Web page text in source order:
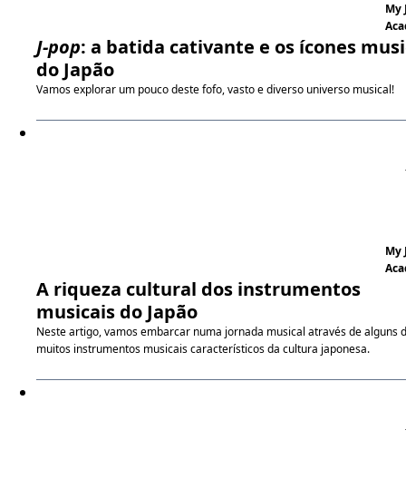
My
J-pop: a batida cativante e os ícones
do Japão
Vamos explorar um pouco deste fofo, vasto e diverso universo musical!
My
A riqueza cultural dos instrumentos
musicais do Japão
Neste artigo, vamos embarcar numa jornada musical através de alguns
muitos instrumentos musicais característicos da cultura japonesa.